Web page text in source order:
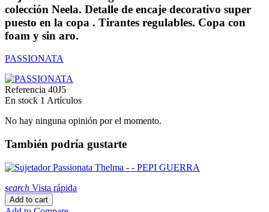
colección Neela. Detalle de encaje decorativo super
puesto en la copa . Tirantes regulables. Copa con
foam y sin aro.
PASSIONATA
Referencia 40J5
En stock 1 Artículos
No hay ninguna opinión por el momento.
También podría gustarte
search Vista rápida
Add to cart